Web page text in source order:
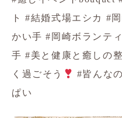
ト #結婚式場エシカ #
かい手 #岡崎ボランテ
手 #美と健康と癒しの
く過ごそう
#皆んな
ぱい